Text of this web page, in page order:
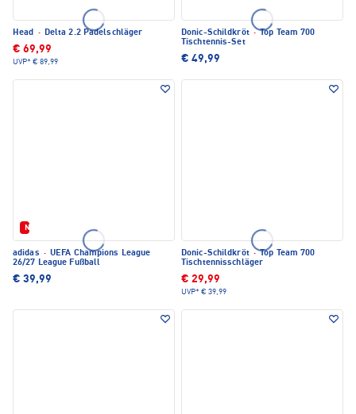
Head · Delta 2.2 Padelschläger
€ 69,99
UVP* € 89,99
Donic-Schildkröt ·Top Team 700
Tischtennis-Set
€ 49,99
Neu
adidas · UEFA Champions League
26/27 League Fußball
€ 39,99
Donic-Schildkröt ·Top Team 700
Tischtennisschläger
€ 29,99
UVP* € 39,99